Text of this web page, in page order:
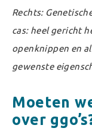
Rechts:
cas: heel gericht
openknippen en
gewenste
Moeten
over